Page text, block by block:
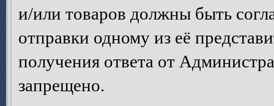
и/или товаров должны быть
отправки одному из её
получения ответа от
запрещено.